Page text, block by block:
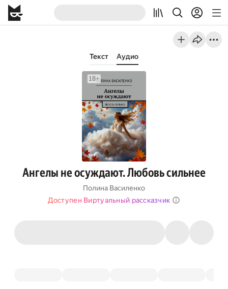
Текст Аудио
Ангелы не осуждают. Любовь сильнее
Полина Василенко
Доступен Виртуальный рассказчик